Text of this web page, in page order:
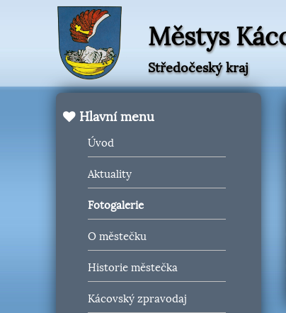
Městys
Středočeský kraj
Hlavní menu
Úvod
Aktuality
Fotogalerie
O městečku
Historie městečka
Kácovský zpravodaj